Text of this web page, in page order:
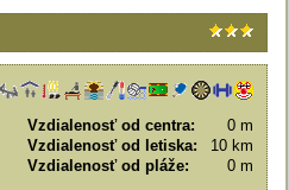
Vzdialenosť od centra:
0 m
Vzdialenosť od letiska:
10 km
Vzdialenosť od pláže:
0 m